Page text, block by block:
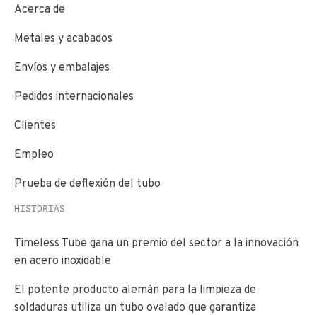
Acerca de
Metales y acabados
Envíos y embalajes
Pedidos internacionales
Clientes
Empleo
Prueba de deflexión del tubo
HISTORIAS
Timeless Tube gana un premio del sector a la innovación
en acero inoxidable
El potente producto alemán para la limpieza de
soldaduras utiliza un tubo ovalado que garantiza